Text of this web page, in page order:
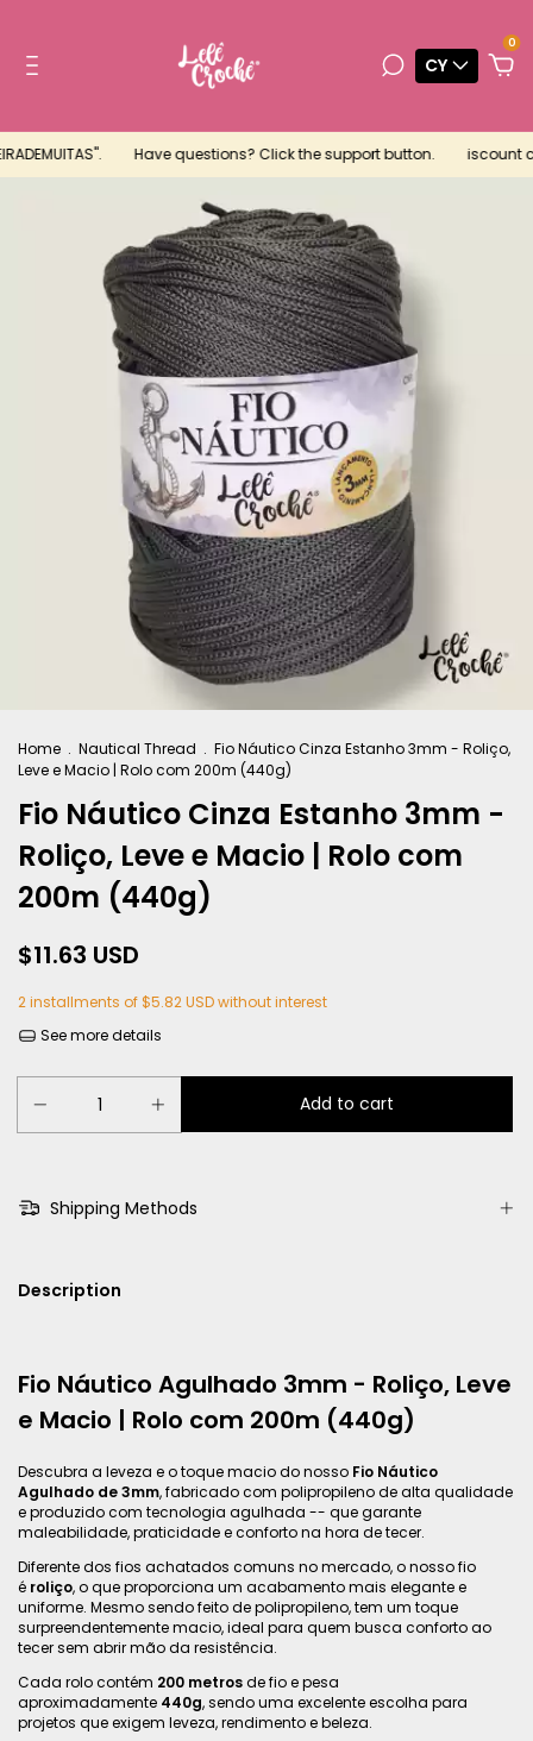
CY
0
Have questions? Click the support button. iscount
Home . Nautical Thread . Fio Náutico Cinza Estanho 3mm - Roliço,
Leve e Macio | Rolo com 200m (440g)
Fio Náutico Cinza Estanho 3mm -
Roliço, Leve e Macio | Rolo com
200m (440g)
$11.63 USD
2installments of$5.82 USDwithout interest
See more details
Shipping Methods
Description
Fio Náutico Agulhado 3mm - Roliço, Leve
e Macio | Rolo com 200m (440g)
Descubra a leveza e o toque macio do nosso Fio Náutico
Agulhado de 3mm, fabricado com polipropileno de alta qualidade
e produzido com tecnologia agulhada -- que garante
maleabilidade, praticidade e conforto na hora de tecer.
Diferente dos fios achatados comuns no mercado, o nosso fio
é roliço, o que proporciona um acabamento mais elegante e
uniforme. Mesmo sendo feito de polipropileno, tem um toque
surpreendentemente macio, ideal para quem busca conforto ao
tecer sem abrir mão da resistência.
Cada rolo contém 200 metrosde fio e pesa
aproximadamente 440g, sendo uma excelente escolha para
projetos que exigem leveza, rendimento e beleza.